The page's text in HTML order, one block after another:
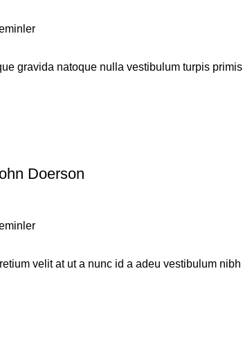
gravida natoque nulla vestibulum turpis
Doerson
velit at ut a nunc id a adeu vestibulum